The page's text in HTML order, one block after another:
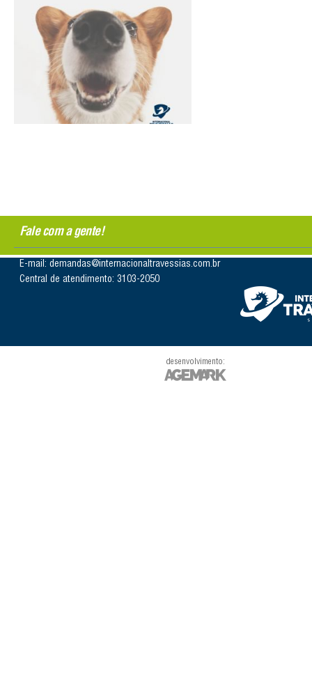
Fale com a gente!
E-mail: demandas@internacionaltravessias.com.br
Central de atendimento: 3103-2050
desenvolvimento: